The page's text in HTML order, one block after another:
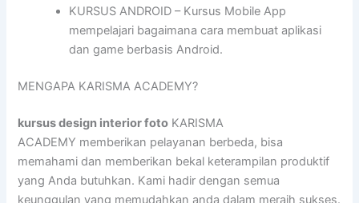
KURSUS ANDROID – Kursus Mobile App
mempelajari bagaimana cara membuat aplikasi
dan game berbasis Android.
MENGAPA KARISMA ACADEMY?
kursus design interior foto KARISMA
ACADEMY memberikan pelayanan berbeda, bisa
memahami dan memberikan bekal keterampilan produktif
yang Anda butuhkan. Kami hadir dengan semua
keunggulan yang memudahkan anda dalam meraih sukses.